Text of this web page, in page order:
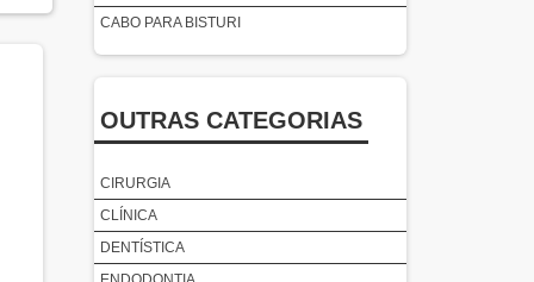
CABO PARA BISTURI
DESCOLADOR DE MOLT 9
TESOURA CIRÚRGICA RETA
ALLIS PINÇA
FÓRCEPS PARA MOLAR INFERIOR
TESOURA CIRÚRGICA CURVA
OUTRAS CATEGORIAS
CIRURGIA
CLÍNICA
DENTÍSTICA